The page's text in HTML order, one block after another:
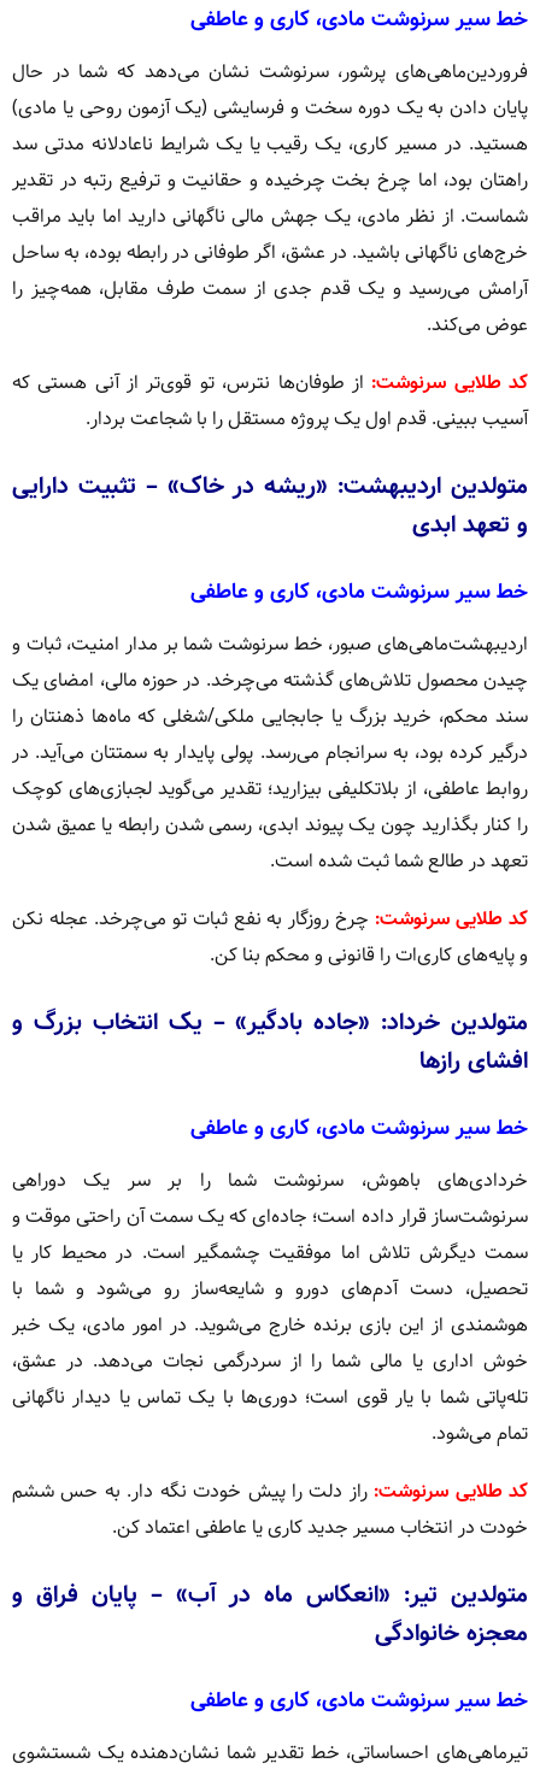
خط سیر سرنوشت مادی، کاری و عاطفی
فروردین‌ماهی‌های پرشور، سرنوشت نشان می‌دهد که شما در حال
پایان دادن به یک دوره سخت و فرسایشی (یک آزمون روحی یا مادی)
هستید. در مسیر کاری، یک رقیب یا یک شرایط ناعادلانه مدتی سد
راهتان بود، اما چرخ بخت چرخیده و حقانیت و ترفیع رتبه در تقدیر
شماست. از نظر مادی، یک جهش مالی ناگهانی دارید اما باید مراقب
خرج‌های ناگهانی باشید. در عشق، اگر طوفانی در رابطه بوده، به ساحل
آرامش می‌رسید و یک قدم جدی از سمت طرف مقابل، همه‌چیز را
عوض می‌کند.
کد طلایی سرنوشت: از طوفان‌ها نترس، تو قوی‌تر از آنی هستی که
آسیب ببینی. قدم اول یک پروژه مستقل را با شجاعت بردار.
متولدین اردیبهشت: «ریشه در خاک» – تثبیت دارایی
و تعهد ابدی
خط سیر سرنوشت مادی، کاری و عاطفی
اردیبهشت‌ماهی‌های صبور، خط سرنوشت شما بر مدار امنیت، ثبات و
چیدن محصول تلاش‌های گذشته می‌چرخد. در حوزه مالی، امضای یک
سند محکم، خرید بزرگ یا جابجایی ملکی/شغلی که ماه‌ها ذهنتان را
درگیر کرده بود، به سرانجام می‌رسد. پولی پایدار به سمتتان می‌آید. در
روابط عاطفی، از بلاتکلیفی بیزارید؛ تقدیر می‌گوید لجبازی‌های کوچک
را کنار بگذارید چون یک پیوند ابدی، رسمی شدن رابطه یا عمیق شدن
تعهد در طالع شما ثبت شده است.
کد طلایی سرنوشت: چرخ روزگار به نفع ثبات تو می‌چرخد. عجله نکن
و پایه‌های کاری‌ات را قانونی و محکم بنا کن.
متولدین خرداد: «جاده بادگیر» – یک انتخاب بزرگ و
افشای رازها
خط سیر سرنوشت مادی، کاری و عاطفی
خردادی‌های باهوش، سرنوشت شما را بر سر یک دوراهی
سرنوشت‌ساز قرار داده است؛ جاده‌ای که یک سمت آن راحتی موقت و
سمت دیگرش تلاش اما موفقیت چشمگیر است. در محیط کار یا
تحصیل، دست آدم‌های دو‌رو و شایعه‌ساز رو می‌شود و شما با
هوشمندی از این بازی برنده خارج می‌شوید. در امور مادی، یک خبر
خوش اداری یا مالی شما را از سردرگمی نجات می‌دهد. در عشق،
تله‌پاتی شما با یار قوی است؛ دوری‌ها با یک تماس یا دیدار ناگهانی
تمام می‌شود.
کد طلایی سرنوشت: راز دلت را پیش خودت نگه دار. به حس ششم
خودت در انتخاب مسیر جدید کاری یا عاطفی اعتماد کن.
متولدین تیر: «انعکاس ماه در آب» – پایان فراق و
معجزه خانوادگی
خط سیر سرنوشت مادی، کاری و عاطفی
تیرماهی‌های احساساتی، خط تقدیر شما نشان‌دهنده یک شستشوی